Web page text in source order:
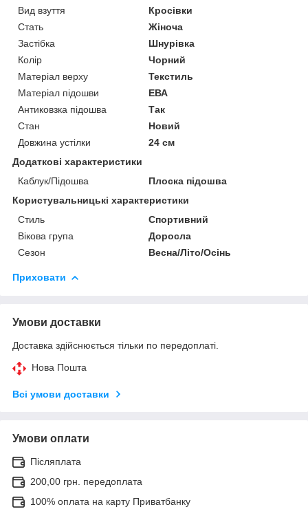
Вид взуття
Кросівки
Стать
Жіноча
Застібка
Шнурівка
Колір
Чорний
Матеріал верху
Текстиль
Матеріал підошви
ЕВА
Антиковзка підошва
Так
Стан
Новий
Довжина устілки
24 см
Додаткові характеристики
Каблук/Підошва
Плоска підошва
Користувальницькі характеристики
Стиль
Спортивний
Вікова група
Доросла
Сезон
Весна/Літо/Осінь
Приховати
Умови доставки
Доставка здійснюється тільки по передоплаті.
Нова Пошта
Всі умови доставки
Умови оплати
Післяплата
200,00 грн. передоплата
100% оплата на карту Приватбанку